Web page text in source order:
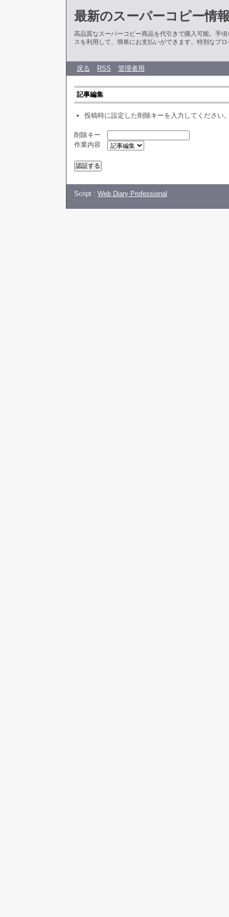
最新のスーパーコピー情
高品質なスーパーコピー商品を代引きで購入可能。手
スを利用して、簡単にお支払いができます。特別なプ
戻る RSS 管理者用
記事編集
投稿時に設定した削除キーを入力してください
削除キー
作業内容
Script : Web Diary Professional